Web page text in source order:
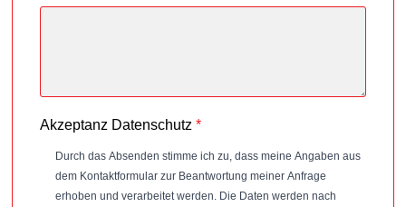
Akzeptanz Datenschutz *
Durch das Absenden stimme ich zu, dass meine Angaben aus
dem Kontaktformular zur Beantwortung meiner Anfrage
erhoben und verarbeitet werden. Die Daten werden nach